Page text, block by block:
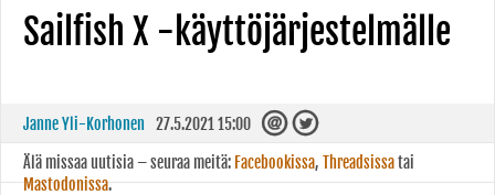
Sailfish X -käyttöjärjestelmälle
Janne Yli-Korhonen 27.5.2021 15:00
Älä missaa uutisia – seuraa meitä: Facebookissa, Threadsissatai
Mastodonissa.